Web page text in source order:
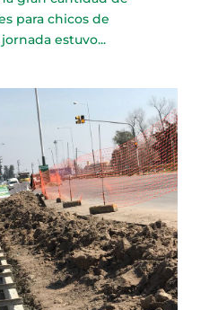
para chicos de
estuvo...